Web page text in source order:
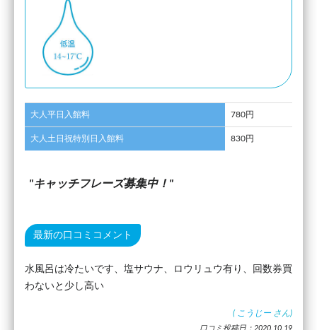
大人平日入館料 780円
大人土日祝特別日入館料 830円
キャッチフレーズ募集中！
最新の口コミコメント
水風呂は冷たいです、塩サウナ、ロウリュウ有り、回数券買
わないと少し高い
( こうじー さん)